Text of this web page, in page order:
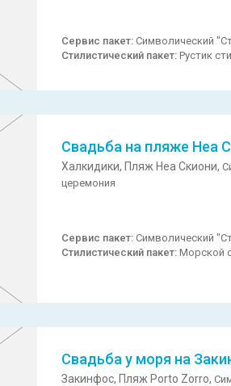
Сервис пакет:Символический
Стилистический пакет:Рустик
Свадьба на пляже Неа
Халкидики, Пляж Неа Скиони,
церемония
Сервис пакет:Символический
Стилистический пакет:Морской
Свадьба у моря на
Закинфос, Пляж Porto Zorro,